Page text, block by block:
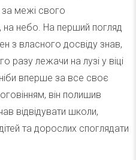
межі свого
на небо. На перший погляд
з власного досвіду знав,
лежачи на лузі у віці
вперше за все своє
він полишив
відвідувати школи,
та дорослих споглядати